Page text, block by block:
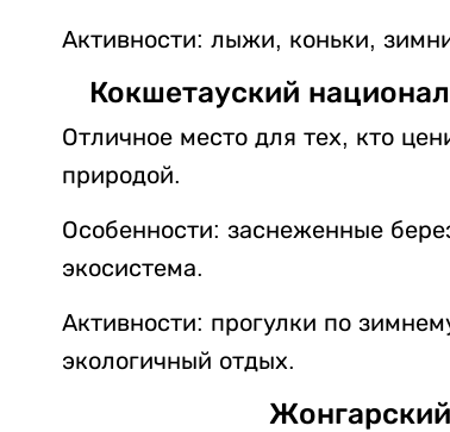
Активности: лыжи, коньки,
Кокшетауский
Отличное место для тех, кто
природой.
Особенности: заснеженные
экосистема.
Активности: прогулки по
экологичный отдых.